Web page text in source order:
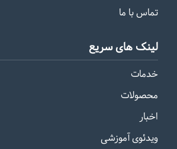
تماس با ما
لینک های سریع
خدمات
محصولات
اخبار
ویدئوی آموزشی